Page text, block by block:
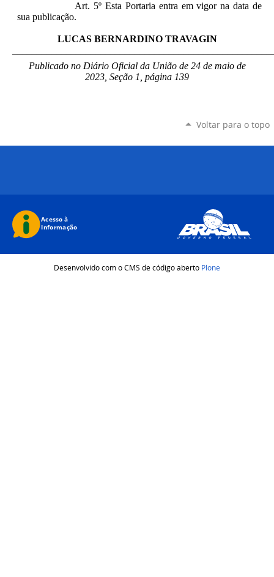
Art. 5º Esta Portaria entra em vigor na data de
sua publicação.
LUCAS BERNARDINO TRAVAGIN
Publicado no Diário Oficial da União de 24 de maio de
2023, Seção 1, página 139
Voltar para o topo
Desenvolvido com o CMS de código aberto Plone